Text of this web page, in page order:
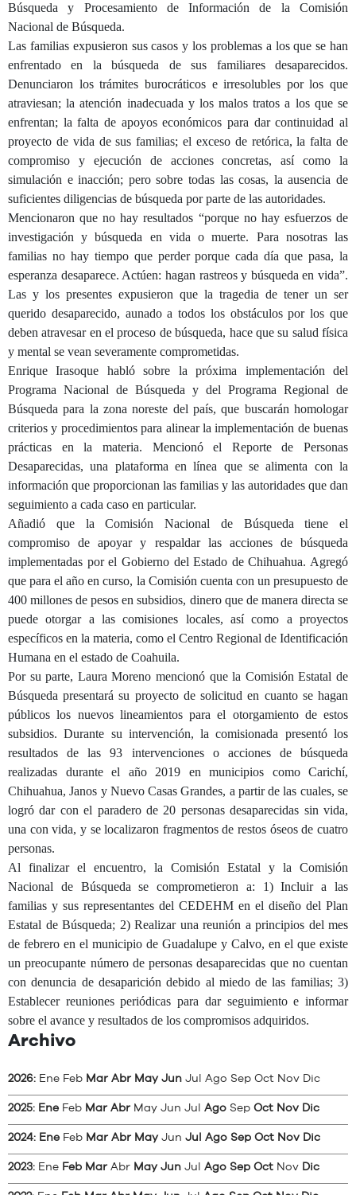
Búsqueda y Procesamiento de Información de la Comisión
Nacional de Búsqueda.
Las familias expusieron sus casos y los problemas a los que se han
enfrentado en la búsqueda de sus familiares desaparecidos.
Denunciaron los trámites burocráticos e irresolubles por los que
atraviesan; la atención inadecuada y los malos tratos a los que se
enfrentan; la falta de apoyos económicos para dar continuidad al
proyecto de vida de sus familias; el exceso de retórica, la falta de
compromiso y ejecución de acciones concretas, así como la
simulación e inacción; pero sobre todas las cosas, la ausencia de
suficientes diligencias de búsqueda por parte de las autoridades.
Mencionaron que no hay resultados “porque no hay esfuerzos de
investigación y búsqueda en vida o muerte. Para nosotras las
familias no hay tiempo que perder porque cada día que pasa, la
esperanza desaparece. Actúen: hagan rastreos y búsqueda en vida”.
Las y los presentes expusieron que la tragedia de tener un ser
querido desaparecido, aunado a todos los obstáculos por los que
deben atravesar en el proceso de búsqueda, hace que su salud física
y mental se vean severamente comprometidas.
Enrique Irasoque habló sobre la próxima implementación del
Programa Nacional de Búsqueda y del Programa Regional de
Búsqueda para la zona noreste del país, que buscarán homologar
criterios y procedimientos para alinear la implementación de buenas
prácticas en la materia. Mencionó el Reporte de Personas
Desaparecidas, una plataforma en línea que se alimenta con la
información que proporcionan las familias y las autoridades que dan
seguimiento a cada caso en particular.
Añadió que la Comisión Nacional de Búsqueda tiene el
compromiso de apoyar y respaldar las acciones de búsqueda
implementadas por el Gobierno del Estado de Chihuahua. Agregó
que para el año en curso, la Comisión cuenta con un presupuesto de
400 millones de pesos en subsidios, dinero que de manera directa se
puede otorgar a las comisiones locales, así como a proyectos
específicos en la materia, como el Centro Regional de Identificación
Humana en el estado de Coahuila.
Por su parte, Laura Moreno mencionó que la Comisión Estatal de
Búsqueda presentará su proyecto de solicitud en cuanto se hagan
públicos los nuevos lineamientos para el otorgamiento de estos
subsidios. Durante su intervención, la comisionada presentó los
resultados de las 93 intervenciones o acciones de búsqueda
realizadas durante el año 2019 en municipios como Carichí,
Chihuahua, Janos y Nuevo Casas Grandes, a partir de las cuales, se
logró dar con el paradero de 20 personas desaparecidas sin vida,
una con vida, y se localizaron fragmentos de restos óseos de cuatro
personas.
Al finalizar el encuentro, la Comisión Estatal y la Comisión
Nacional de Búsqueda se comprometieron a: 1) Incluir a las
familias y sus representantes del CEDEHM en el diseño del Plan
Estatal de Búsqueda; 2) Realizar una reunión a principios del mes
de febrero en el municipio de Guadalupe y Calvo, en el que existe
un preocupante número de personas desaparecidas que no cuentan
con denuncia de desaparición debido al miedo de las familias; 3)
Establecer reuniones periódicas para dar seguimiento e informar
sobre el avance y resultados de los compromisos adquiridos.
Archivo
2026: Ene Feb Mar Abr May Jun Jul Ago Sep Oct Nov Dic
2025: Ene Feb Mar Abr May Jun Jul Ago Sep Oct Nov Dic
2024: Ene Feb Mar Abr May Jun Jul Ago Sep Oct Nov Dic
2023: Ene Feb Mar Abr May Jun Jul Ago Sep Oct Nov Dic